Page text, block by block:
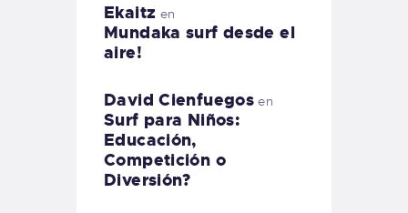
Ekaitz en
Mundaka surf desde el
aire!
David Cienfuegos en
Surf para Niños:
Educación,
Competición o
Diversión?